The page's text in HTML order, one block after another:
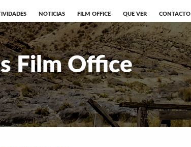
NOTICIAS FILM OFFICE QUE VER CONTACTO
Film Office